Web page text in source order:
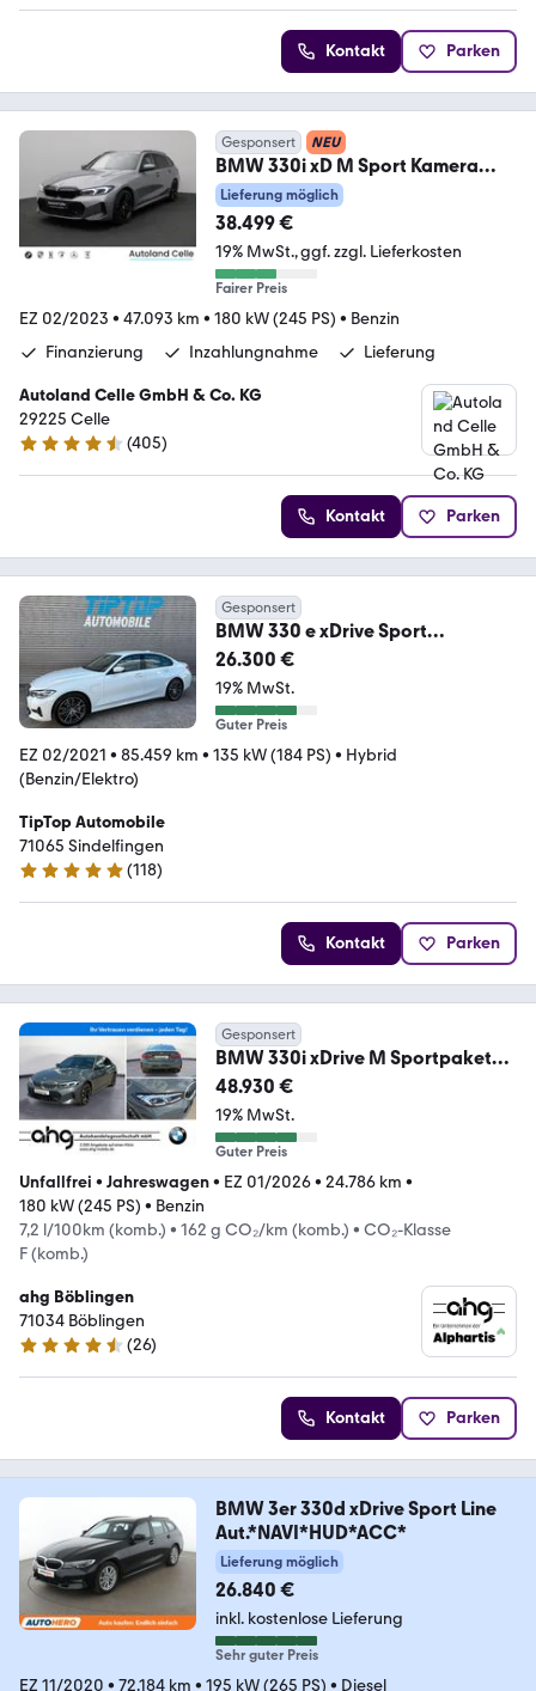
Kontakt Parken
Gesponsert NEU
BMW 330i xD M Sport Kamera
HUD DAB HiFi Parks 19Zoll
Lieferung möglich
38.499 €
19% MwSt. ggf. zzgl. Lieferkosten
Fairer Preis
EZ 02/2023 • 47.093 km • 180 kW (245 PS) • Benzin
Finanzierung
Inzahlungnahme Lieferung
Autoland Celle GmbH & Co. KG
29225 Celle
4.4 Sterne
(405)
Kontakt Parken
Gesponsert
BMW 330 e xDrive Sport
Line*360°KAM*AHK*LED*NAVI*
26.300 €
19% MwSt.
Guter Preis
EZ 02/2021 • 85.459 km • 135 kW (184 PS) • Hybrid
(Benzin/Elektro)
TipTop Automobile
71065 Sindelfingen
4.8 Sterne
(118)
Kontakt Parken
Gesponsert
BMW 330i xDrive M Sportpaket
Navi Leder Tempom.aktiv
48.930 €
19% MwSt.
Guter Preis
Unfallfrei • Jahreswagen• EZ 01/2026• 24.786 km •
180 kW (245 PS) • Benzin
7,2 l/100km (komb.) • 162 g CO₂/km (komb.) • CO₂-Klasse
F (komb.)
ahg Böblingen
71034 Böblingen
4.6 Sterne
(26)
Kontakt Parken
BMW 3er 330d xDrive Sport Line
Aut.*NAVI*HUD*ACC*
Lieferung möglich
26.840 €
inkl. kostenlose Lieferung
Sehr guter Preis
EZ 11/2020 • 72.184 km • 195 kW (265 PS) • Diesel